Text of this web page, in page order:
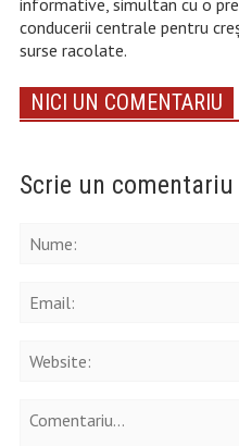
informative, simultan cu o
conducerii centrale pentru
surse racolate.
NICI UN COMENTARIU
Scrie un comentariu